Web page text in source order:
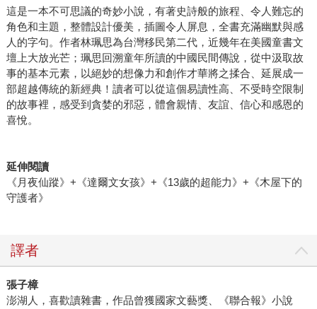
這是一本不可思議的奇妙小說，有著史詩般的旅程、令人難忘的
角色和主題，整體設計優美，插圖令人屏息，全書充滿幽默與感
人的字句。作者林珮思為台灣移民第二代，近幾年在美國童書文
壇上大放光芒；珮思回溯童年所讀的中國民間傳說，從中汲取故
事的基本元素，以絕妙的想像力和創作才華將之揉合、延展成一
部超越傳統的新經典！讀者可以從這個易讀性高、不受時空限制
的故事裡，感受到貪婪的邪惡，體會親情、友誼、信心和感恩的
喜悅。
延伸閱讀
《月夜仙蹤》+《達爾文女孩》+《13歲的超能力》+《木屋下的
守護者》
譯者
張子樟
澎湖人，喜歡讀雜書，作品曾獲國家文藝獎、《聯合報》小說